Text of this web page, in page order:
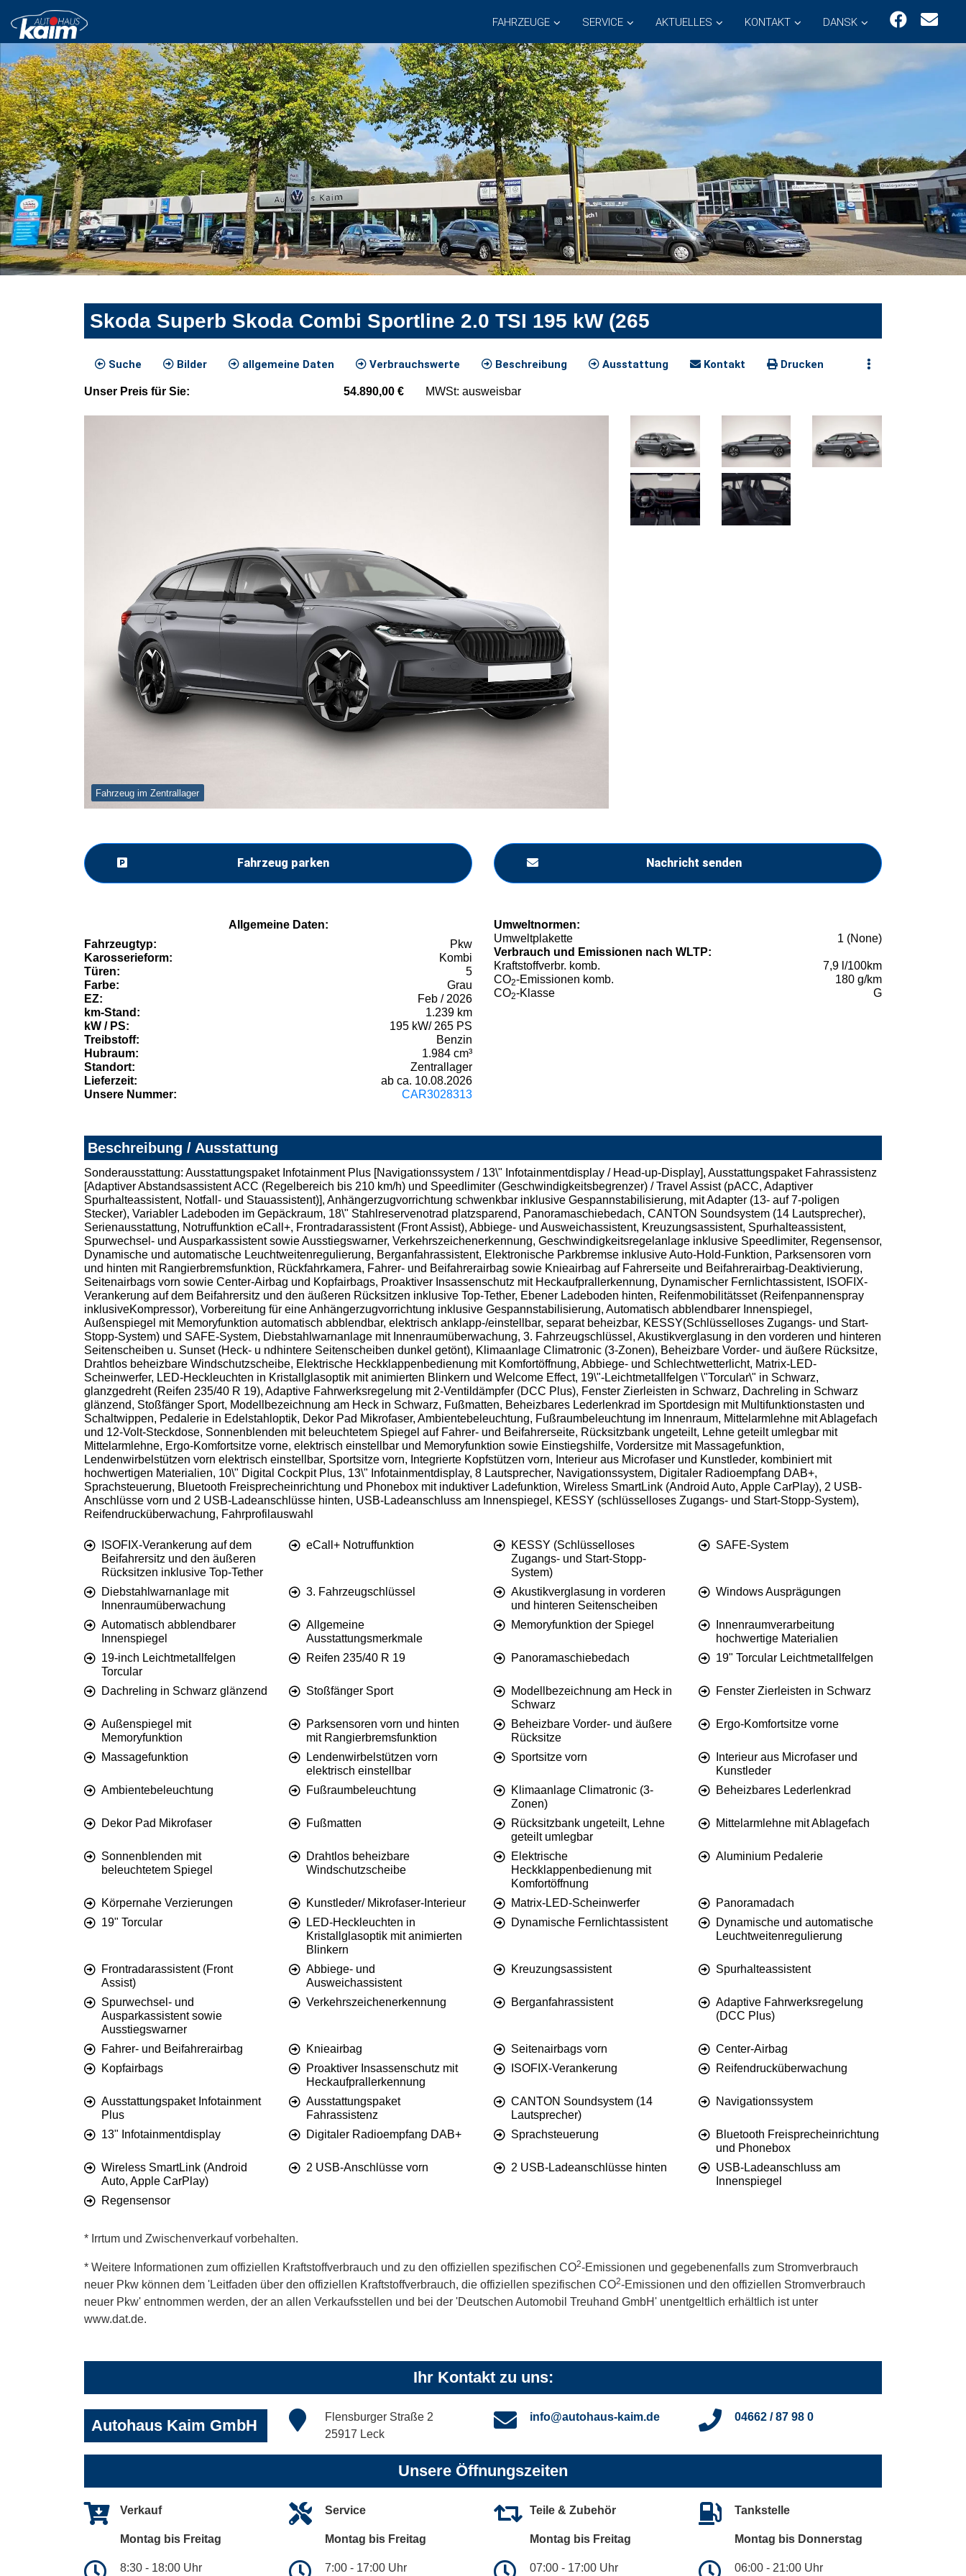
FAHRZEUGE SERVICE AKTUELLES KONTAKT DANSK
Skoda Superb Skoda Combi Sportline 2.0 TSI 195 kW (265
Suche Bilder allgemeine Daten Verbrauchswerte Beschreibung Ausstattung Kontakt Drucken
Unser Preis für Sie: 54.890,00 € MWSt: ausweisbar
Fahrzeug im Zentrallager
Fahrzeug parken Nachricht senden
Allgemeine Daten:
Fahrzeugtyp:
Pkw
Karosserieform:
Kombi
Türen:
5
Farbe:
Grau
EZ:
Feb / 2026
km-Stand:
1.239 km
kW / PS:
195 kW/ 265 PS
Treibstoff:
Benzin
Hubraum:
1.984 cm³
Standort:
Zentrallager
Lieferzeit:
ab ca. 10.08.2026
Unsere Nummer:
CAR3028313
Umweltnormen:
Umweltplakette
1 (None)
Verbrauch und Emissionen nach WLTP:
Kraftstoffverbr. komb.
7,9 l/100km
CO2-Emissionen komb.
180 g/km
CO2-Klasse G
Beschreibung / Ausstattung
Sonderausstattung: Ausstattungspaket Infotainment Plus [Navigationssystem / 13\" Infotainmentdisplay / Head-up-Display], Ausstattungspaket Fahrassistenz
[Adaptiver Abstandsassistent ACC (Regelbereich bis 210 km/h) und Speedlimiter (Geschwindigkeitsbegrenzer) / Travel Assist (pACC, Adaptiver
Spurhalteassistent, Notfall- und Stauassistent)], Anhängerzugvorrichtung schwenkbar inklusive Gespannstabilisierung, mit Adapter (13- auf 7-poligen
Stecker), Variabler Ladeboden im Gepäckraum, 18\" Stahlreservenotrad platzsparend, Panoramaschiebedach, CANTON Soundsystem (14 Lautsprecher),
Serienausstattung, Notruffunktion eCall+, Frontradarassistent (Front Assist), Abbiege- und Ausweichassistent, Kreuzungsassistent, Spurhalteassistent,
Spurwechsel- und Ausparkassistent sowie Ausstiegswarner, Verkehrszeichenerkennung, Geschwindigkeitsregelanlage inklusive Speedlimiter, Regensensor,
Dynamische und automatische Leuchtweitenregulierung, Berganfahrassistent, Elektronische Parkbremse inklusive Auto-Hold-Funktion, Parksensoren vorn
und hinten mit Rangierbremsfunktion, Rückfahrkamera, Fahrer- und Beifahrerairbag sowie Knieairbag auf Fahrerseite und Beifahrerairbag-Deaktivierung,
Seitenairbags vorn sowie Center-Airbag und Kopfairbags, Proaktiver Insassenschutz mit Heckaufprallerkennung, Dynamischer Fernlichtassistent, ISOFIX-
Verankerung auf dem Beifahrersitz und den äußeren Rücksitzen inklusive Top-Tether, Ebener Ladeboden hinten, Reifenmobilitätsset (Reifenpannenspray
inklusiveKompressor), Vorbereitung für eine Anhängerzugvorrichtung inklusive Gespannstabilisierung, Automatisch abblendbarer Innenspiegel,
Außenspiegel mit Memoryfunktion automatisch abblendbar, elektrisch anklapp-/einstellbar, separat beheizbar, KESSY(Schlüsselloses Zugangs- und Start-
Stopp-System) und SAFE-System, Diebstahlwarnanlage mit Innenraumüberwachung, 3. Fahrzeugschlüssel, Akustikverglasung in den vorderen und hinteren
Seitenscheiben u. Sunset (Heck- u ndhintere Seitenscheiben dunkel getönt), Klimaanlage Climatronic (3-Zonen), Beheizbare Vorder- und äußere Rücksitze,
Drahtlos beheizbare Windschutzscheibe, Elektrische Heckklappenbedienung mit Komfortöffnung, Abbiege- und Schlechtwetterlicht, Matrix-LED-
Scheinwerfer, LED-Heckleuchten in Kristallglasoptik mit animierten Blinkern und Welcome Effect, 19\"-Leichtmetallfelgen \"Torcular\" in Schwarz,
glanzgedreht (Reifen 235/40 R 19), Adaptive Fahrwerksregelung mit 2-Ventildämpfer (DCC Plus), Fenster Zierleisten in Schwarz, Dachreling in Schwarz
glänzend, Stoßfänger Sport, Modellbezeichnung am Heck in Schwarz, Fußmatten, Beheizbares Lederlenkrad im Sportdesign mit Multifunktionstasten und
Schaltwippen, Pedalerie in Edelstahloptik, Dekor Pad Mikrofaser, Ambientebeleuchtung, Fußraumbeleuchtung im Innenraum, Mittelarmlehne mit Ablagefach
und 12-Volt-Steckdose, Sonnenblenden mit beleuchtetem Spiegel auf Fahrer- und Beifahrerseite, Rücksitzbank ungeteilt, Lehne geteilt umlegbar mit
Mittelarmlehne, Ergo-Komfortsitze vorne, elektrisch einstellbar und Memoryfunktion sowie Einstiegshilfe, Vordersitze mit Massagefunktion,
Lendenwirbelstützen vorn elektrisch einstellbar, Sportsitze vorn, Integrierte Kopfstützen vorn, Interieur aus Microfaser und Kunstleder, kombiniert mit
hochwertigen Materialien, 10\" Digital Cockpit Plus, 13\" Infotainmentdisplay, 8 Lautsprecher, Navigationssystem, Digitaler Radioempfang DAB+,
Sprachsteuerung, Bluetooth Freisprecheinrichtung und Phonebox mit induktiver Ladefunktion, Wireless SmartLink (Android Auto, Apple CarPlay), 2 USB-
Anschlüsse vorn und 2 USB-Ladeanschlüsse hinten, USB-Ladeanschluss am Innenspiegel, KESSY (schlüsselloses Zugangs- und Start-Stopp-System),
Reifendrucküberwachung, Fahrprofilauswahl
ISOFIX-Verankerung auf dem
Beifahrersitz und den äußeren
Rücksitzen inklusive Top-Tether
eCall+ Notruffunktion
KESSY (Schlüsselloses
Zugangs- und Start-Stopp-
System)
SAFE-System
Diebstahlwarnanlage mit
Innenraumüberwachung
3. Fahrzeugschlüssel
Akustikverglasung in vorderen
und hinteren Seitenscheiben
Windows Ausprägungen
Automatisch abblendbarer
Innenspiegel
Allgemeine
Ausstattungsmerkmale
Memoryfunktion der Spiegel
Innenraumverarbeitung
hochwertige Materialien
19-inch Leichtmetallfelgen
Torcular
Reifen 235/40 R 19 Panoramaschiebedach 19" Torcular Leichtmetallfelgen
Dachreling in Schwarz glänzend Stoßfänger Sport
Modellbezeichnung am Heck in
Schwarz
Fenster Zierleisten in Schwarz
Außenspiegel mit
Memoryfunktion
Parksensoren vorn und hinten
mit Rangierbremsfunktion
Beheizbare Vorder- und äußere
Rücksitze
Ergo-Komfortsitze vorne
Massagefunktion
Lendenwirbelstützen vorn
elektrisch einstellbar
Sportsitze vorn
Interieur aus Microfaser und
Kunstleder
Ambientebeleuchtung
Fußraumbeleuchtung
Klimaanlage Climatronic (3-
Zonen)
Beheizbares Lederlenkrad
Dekor Pad Mikrofaser Fußmatten
Rücksitzbank ungeteilt, Lehne
geteilt umlegbar
Mittelarmlehne mit Ablagefach
Sonnenblenden mit
beleuchtetem Spiegel
Drahtlos beheizbare
Windschutzscheibe
Elektrische
Heckklappenbedienung mit
Komfortöffnung
Aluminium Pedalerie
Körpernahe Verzierungen Kunstleder/ Mikrofaser-Interieur Matrix-LED-Scheinwerfer
Panoramadach
19" Torcular
LED-Heckleuchten in
Kristallglasoptik mit animierten
Blinkern
Dynamische Fernlichtassistent
Dynamische und automatische
Leuchtweitenregulierung
Frontradarassistent (Front
Assist)
Abbiege- und
Ausweichassistent
Kreuzungsassistent Spurhalteassistent
Spurwechsel- und
Ausparkassistent sowie
Ausstiegswarner
Verkehrszeichenerkennung Berganfahrassistent
Adaptive Fahrwerksregelung
(DCC Plus)
Fahrer- und Beifahrerairbag Knieairbag Seitenairbags vorn
Center-Airbag
Kopfairbags
Proaktiver Insassenschutz mit
Heckaufprallerkennung
ISOFIX-Verankerung Reifendrucküberwachung
Ausstattungspaket Infotainment
Plus
Ausstattungspaket
Fahrassistenz
CANTON Soundsystem (14
Lautsprecher)
Navigationssystem
13" Infotainmentdisplay Digitaler Radioempfang DAB+ Sprachsteuerung
Bluetooth Freisprecheinrichtung
und Phonebox
Wireless SmartLink (Android
Auto, Apple CarPlay)
2 USB-Anschlüsse vorn 2 USB-Ladeanschlüsse hinten
USB-Ladeanschluss am
Innenspiegel
Regensensor
* Irrtum und Zwischenverkauf vorbehalten.
* Weitere Informationen zum offiziellen Kraftstoffverbrauch und zu den offiziellen spezifischen CO2-Emissionen und gegebenenfalls zum Stromverbrauch
neuer Pkw können dem 'Leitfaden über den offiziellen Kraftstoffverbrauch, die offiziellen spezifischen CO2-Emissionen und den offiziellen Stromverbrauch
neuer Pkw' entnommen werden, der an allen Verkaufsstellen und bei der 'Deutschen Automobil Treuhand GmbH' unentgeltlich erhältlich ist unter
www.dat.de.
Ihr Kontakt zu uns:
Autohaus Kaim GmbH
Flensburger Straße 2
25917 Leck
info@autohaus-kaim.de 04662 / 87 98 0
Unsere Öffnungszeiten
Verkauf
Montag bis Freitag
8:30 - 18:00 Uhr
Service
Montag bis Freitag
7:00 - 17:00 Uhr
Teile & Zubehör
Montag bis Freitag
07:00 - 17:00 Uhr
Tankstelle
Montag bis Donnerstag
06:00 - 21:00 Uhr